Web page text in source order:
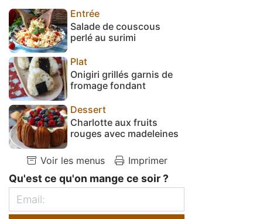
Entrée
Salade de couscous
perlé au surimi
Plat
Onigiri grillés garnis de
fromage fondant
Dessert
Charlotte aux fruits
rouges avec madeleines
Voir les menus Imprimer
Qu'est ce qu'on mange ce soir ?